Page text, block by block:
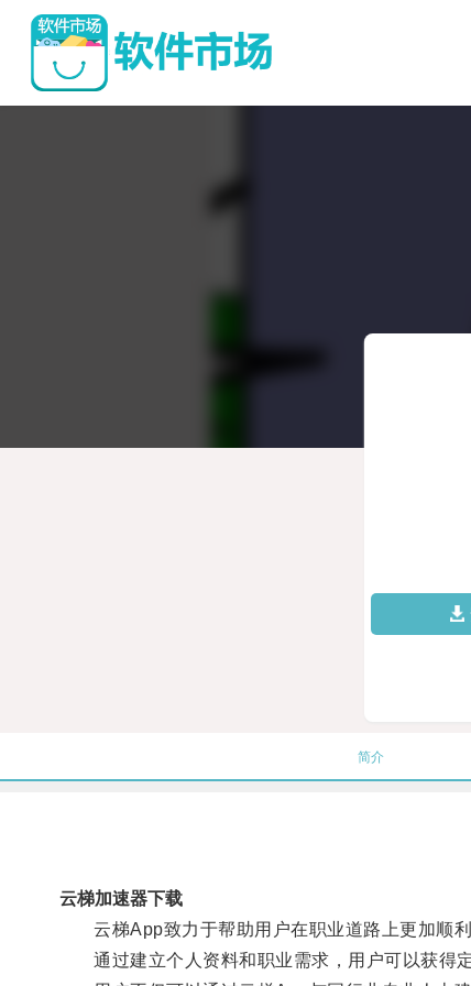
简介
云梯加速器下载
云梯App致力于帮助用户在职业道路上更加顺利
通过建立个人资料和职业需求，用户可以获得定